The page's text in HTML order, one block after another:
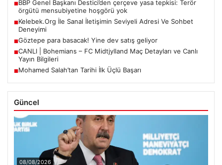
■BBP Genel Başkanı Destici’den çerçeve yasa tepkisi: Terör
örgütü mensubiyetine hoşgörü yok
■Kelebek.Org İle Sanal İletişimin Seviyeli Adresi Ve Sohbet
Deneyimi
■Göztepe para basacak! Yine dev satış geliyor
■CANLI | Bohemians – FC Midtjylland Maç Detayları ve Canlı
Yayın Bilgileri
■Mohamed Salah’tan Tarihi İlk Üçlü Başarı
Güncel
08/08/2026